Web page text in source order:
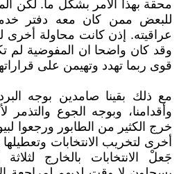
محقة بهذا الأمر بشكل ما. لكن
للبعض ممن كان معه دفتر
عراقيته. إذن كانت محاولة أخرى
وقد كان واضحا ان المفوضية لم
قوى ربما تهدد وتهيمن على
مع ذلك بقينا صامدين بوجه
وأقدامنا، وبوجه الجوع
خرج الكثير من الطابور ورجعوا
أخرى لتخريب الانتخابات
جَعلْ الانتخابات بالخارج